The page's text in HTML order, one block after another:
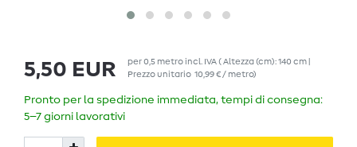
5,50 EUR per0,5 metro incl. IVA( Altezza (cm): 140 cm |
Prezzo unitario 10,99 € / metro)
Pronto per la spedizione immediata, tempi di consegna:
5–7 giorni lavorativi